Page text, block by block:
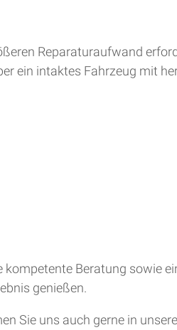
Reparaturaufwand
ein intaktes Fahrzeug mit
Beratung sowie
genießen.
Sie uns auch gerne in